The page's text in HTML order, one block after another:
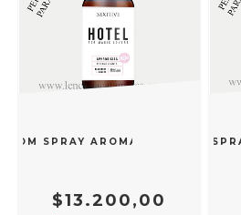
SPRAY AROMATIZANTE
$13.200,00
PERFUME ATMOSPHERE ROOM